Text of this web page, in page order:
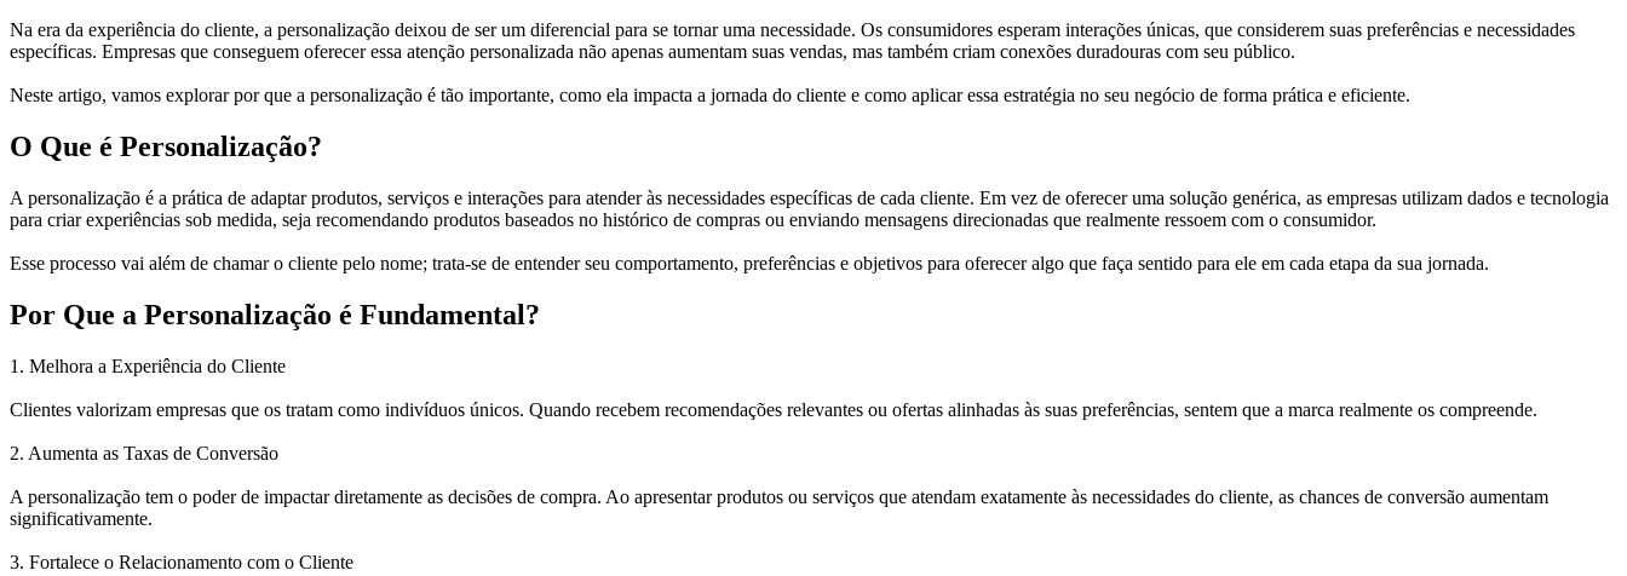
A
Importância
da
Personalização
na
do
Cliente
Na era da experiência do cliente, a personalização deixou de ser um diferencial para se tornar uma necessidade. Os consumidores esperam interações únicas, que considerem suas preferências e necessidades
específicas. Empresas que conseguem oferecer essa atenção personalizada não apenas aumentam suas vendas, mas também criam conexões duradouras com seu público.
Neste artigo, vamos explorar por que a personalização é tão importante, como ela impacta a jornada do cliente e como aplicar essa estratégia no seu negócio de forma prática e eficiente.
O Que é Personalização?
A personalização é a prática de adaptar produtos, serviços e interações para atender às necessidades específicas de cada cliente. Em vez de oferecer uma solução genérica, as empresas utilizam dados e tecnologia
para criar experiências sob medida, seja recomendando produtos baseados no histórico de compras ou enviando mensagens direcionadas que realmente ressoem com o consumidor.
Esse processo vai além de chamar o cliente pelo nome; trata-se de entender seu comportamento, preferências e objetivos para oferecer algo que faça sentido para ele em cada etapa da sua jornada.
Por Que a Personalização é Fundamental?
1. Melhora a Experiência do Cliente
Clientes valorizam empresas que os tratam como indivíduos únicos. Quando recebem recomendações relevantes ou ofertas alinhadas às suas preferências, sentem que a marca realmente os compreende.
2. Aumenta as Taxas de Conversão
A personalização tem o poder de impactar diretamente as decisões de compra. Ao apresentar produtos ou serviços que atendam exatamente às necessidades do cliente, as chances de conversão aumentam
significativamente.
3. Fortalece o Relacionamento com o Cliente